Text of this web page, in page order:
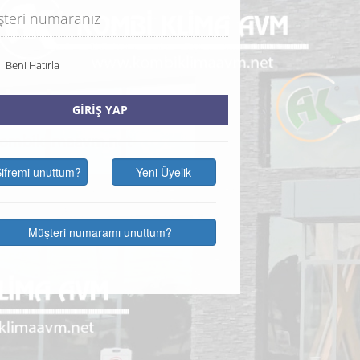
Beni Hatırla
GİRİŞ YAP
unuttum? Yeni Üyelik
Müşteri numaramı unuttum?